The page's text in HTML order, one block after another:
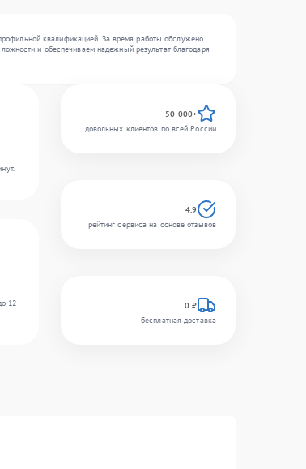
квалификацией. За время работы обслужено
и обеспечиваем надежный результат благодаря
12
50 000+
довольных клиентов по всей России
4.9
рейтинг сервиса на основе отзывов
0 ₽
бесплатная доставка